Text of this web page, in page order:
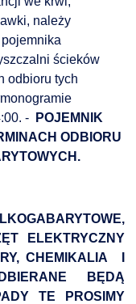
należy
ścieków
odbioru tych
-
POJEMNIK
ODBIORU
ELEKTRYCZNY
CHEMIKALIA
BĘDĄ
TE PROSIMY